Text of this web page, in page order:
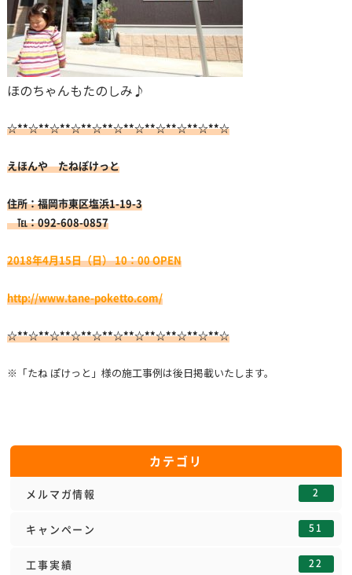
ほのちゃんもたのしみ♪
☆**☆**☆**☆**☆**☆**☆**☆**☆**☆**☆
えほんや たねぽけっと
住所：福岡市東区塩浜1-19-3
℡：092-608-0857
2018年4月15日（日） 10：00 OPEN
http://www.tane-poketto.com/
☆**☆**☆**☆**☆**☆**☆**☆**☆**☆**☆
※「たね ぽけっと」様の施工事例は後日掲載いたします。
カテゴリ
メルマガ情報 2
キャンペーン 51
工事実績 22